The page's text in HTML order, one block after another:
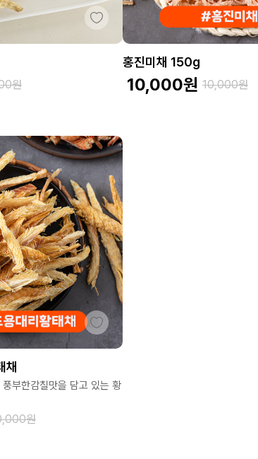
원
홍진미채 150g
10,000원 10,000원
채
부한감칠맛을 담고 있는 황
원